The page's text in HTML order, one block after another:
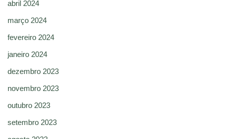
abril 2024
março 2024
fevereiro 2024
janeiro 2024
dezembro 2023
novembro 2023
outubro 2023
setembro 2023